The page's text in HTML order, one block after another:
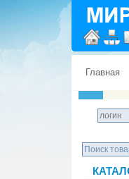
Главная